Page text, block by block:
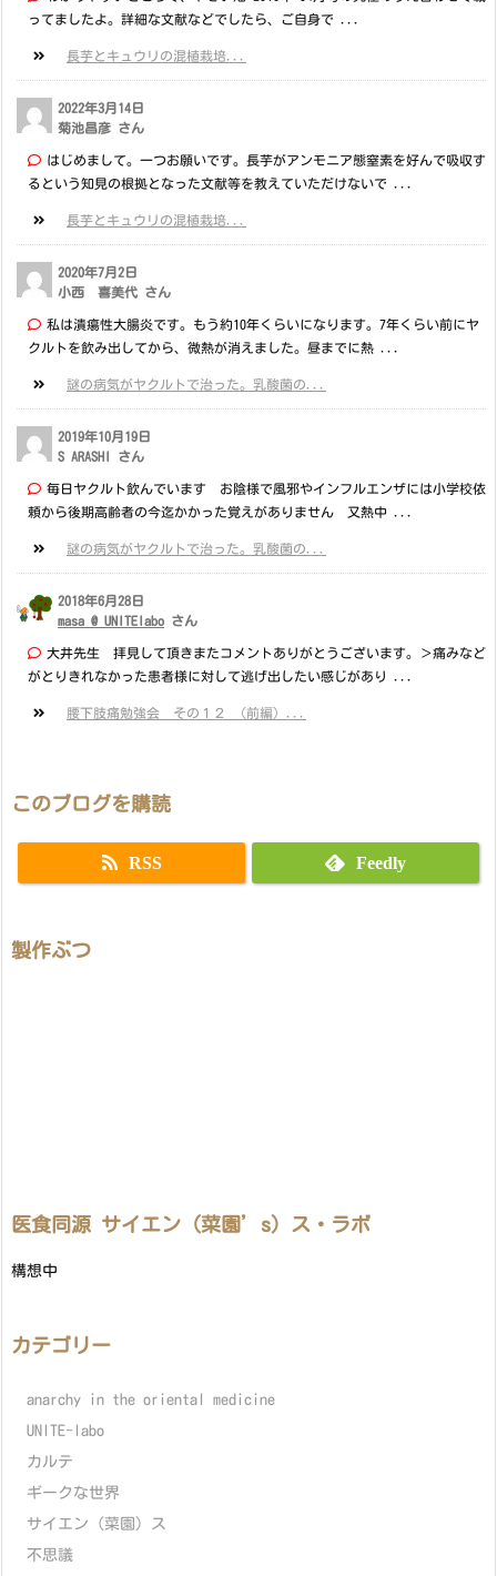
ってましたよ。詳細な文献などでしたら、ご自身で ...
長芋とキュウリの混植栽培...
2022年3月14日
菊池昌彦 さん
はじめまして。一つお願いです。長芋がアンモニア態窒素を好んで吸収す
るという知見の根拠となった文献等を教えていただけないで ...
長芋とキュウリの混植栽培...
2020年7月2日
小西 喜美代 さん
私は潰瘍性大腸炎です。もう約10年くらいになります。7年くらい前にヤ
クルトを飲み出してから、微熱が消えました。昼までに熱 ...
謎の病気がヤクルトで治った。乳酸菌の...
2019年10月19日
S ARASHI さん
毎日ヤクルト飲んでいます お陰様で風邪やインフルエンザには小学校依
頼から後期高齢者の今迄かかった覚えがありません 又熱中 ...
謎の病気がヤクルトで治った。乳酸菌の...
2018年6月28日
masa @ UNITElabo さん
大井先生 拝見して頂きまたコメントありがとうございます。＞痛みなど
がとりきれなかった患者様に対して逃げ出したい感じがあり ...
腰下肢痛勉強会 その１２ （前編）...
このブログを購読
RSS Feedly
製作ぶつ
医食同源 サイエン（菜園’s）ス・ラボ
構想中
カテゴリー
anarchy in the oriental medicine
UNITE-labo
カルテ
ギークな世界
サイエン（菜園）ス
不思議